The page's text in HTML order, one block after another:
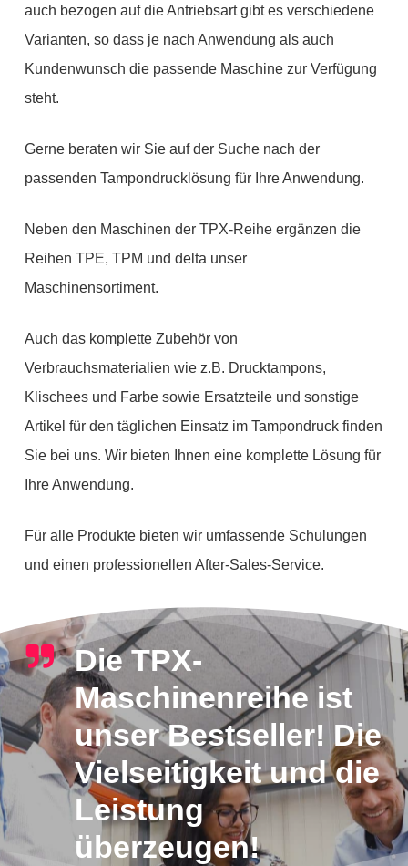
auch bezogen auf die Antriebsart gibt es verschiedene
Varianten, so dass je nach Anwendung als auch
Kundenwunsch die passende Maschine zur Verfügung
steht.
Gerne beraten wir Sie auf der Suche nach der
passenden Tampondrucklösung für Ihre Anwendung.
Neben den Maschinen der TPX-Reihe ergänzen die
Reihen TPE, TPM und delta unser
Maschinensortiment.
Auch das komplette Zubehör von
Verbrauchsmaterialien wie z.B. Drucktampons,
Klischees und Farbe sowie Ersatzteile und sonstige
Artikel für den täglichen Einsatz im Tampondruck finden
Sie bei uns. Wir bieten Ihnen eine komplette Lösung für
Ihre Anwendung.
Für alle Produkte bieten wir umfassende Schulungen
und einen professionellen After-Sales-Service.
Die TPX-
Maschinenreihe ist
unser Bestseller! Die
Vielseitigkeit und die
Leistung
überzeugen!